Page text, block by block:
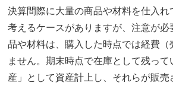
決算間際に大量の商品や材料を仕入れ
考えるケースがありますが、注意が必
品や材料は、購入した時点では経費（
ません。期末時点で在庫として残っ
産」として資産計上し、それらが販売